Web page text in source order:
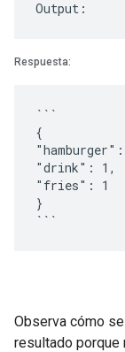
Respuesta:
```
{
"drink": 1,
"fries": 1
}
Observa cómo
resultado porque